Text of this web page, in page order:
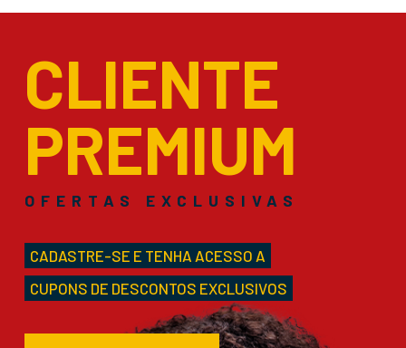
CLIENTE
PREMIUM
OFERTAS EXCLUSIVAS
CADASTRE-SE E TENHA ACESSO A
CUPONS DE DESCONTOS EXCLUSIVOS